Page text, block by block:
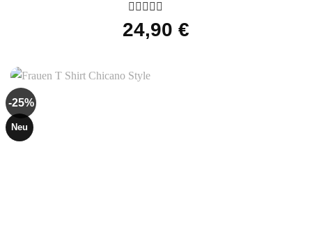
Bewertet
mit
24,90 €
-25%
Neu